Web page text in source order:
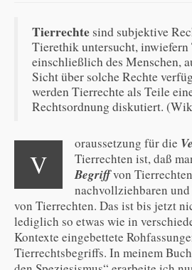
Tierrechte sind subjektive
Tierethik untersucht, inwiefern
einschließlich des Menschen,
Sicht über solche Rechte
werden Tierrechte als Teile
Rechtsordnung diskutiert.
V
oraussetzung für die
Tierrechten ist, daß
Begriffvon
nachvollziehbaren
von Tierrechten. Das ist bis jetzt
lediglich so etwas wie in
Kontexte eingebettete
Tierrechtsbegriffs. In meinem